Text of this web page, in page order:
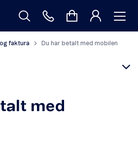
faktura Du har betalt med mobilen
med